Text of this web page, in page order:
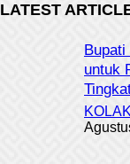
LATEST
untuk